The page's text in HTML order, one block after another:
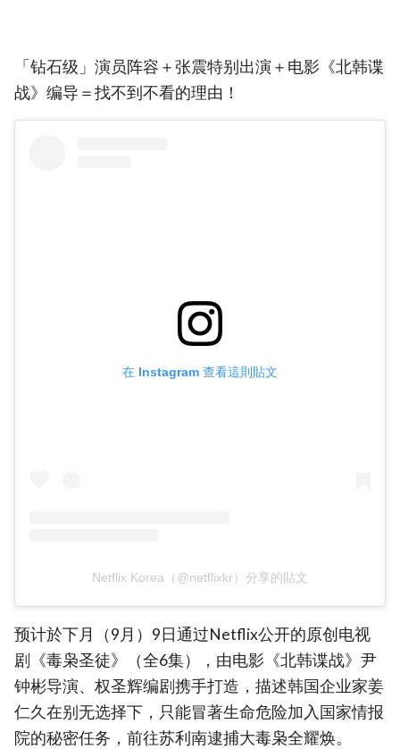
「钻石级」演员阵容＋张震特别出演＋电影《北韩谍
战》编导＝找不到不看的理由！
在 Instagram 查看這則貼文
Netflix Korea（@netflixkr）分享的貼文
预计於下月（9月）9日通过Netflix公开的原创电视
剧《毒枭圣徒》（全6集），由电影《北韩谍战》尹
钟彬导演、权圣辉编剧携手打造，描述韩国企业家姜
仁久在别无选择下，只能冒著生命危险加入国家情报
院的秘密任务，前往苏利南逮捕大毒枭全耀焕。